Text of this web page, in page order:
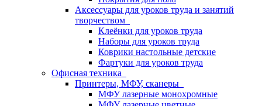
Аксессуары для уроков труда и занятий
творчеством
Клеёнки для уроков труда
Наборы для уроков труда
Коврики настольные детские
Фартуки для уроков труда
Офисная техника
Принтеры, МФУ, сканеры
МФУ лазерные монохромные